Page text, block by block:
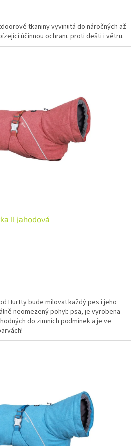
tkaniny vyvinutá do náročných až
účinnou ochranu proti dešti i větru.
II jahodová
Hurtty bude milovat každý pes i jeho
neomezený pohyb psa, je vyrobena
do zimních podmínek a je ve